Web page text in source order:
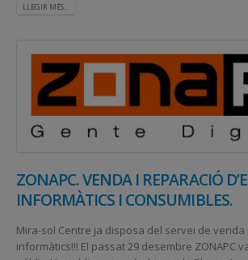
LLEGIR MÉS...
ZONAPC. VENDA I REPARACIÓ
INFORMÀTICS I CONSUMIBLES.
Mira-sol Centre ja disposa del servei de venda
informàtics!!! El passat 29 desembre ZONAPC